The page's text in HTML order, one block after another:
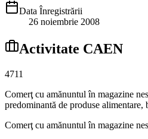
Data Înregistrării
26 noiembrie 2008
Activitate CAEN
4711
Comerţ cu amănuntul în magazine
predominantă de produse alimentare,
Comerţ cu amănuntul în magazine